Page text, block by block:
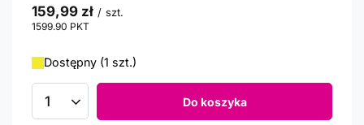
159,99 zł / szt.
1599.90 PKT
Dostępny (1 szt.)
Ilość produktów Do koszyka